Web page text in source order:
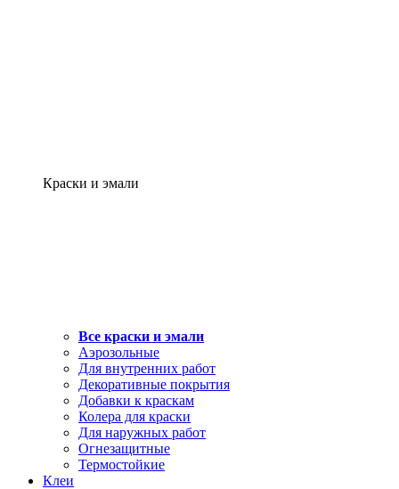
Краски и эмали
Все краски и эмали
Аэрозольные
Для внутренних работ
Декоративные покрытия
Добавки к краскам
Колера для краски
Для наружных работ
Огнезащитные
Термостойкие
Клеи